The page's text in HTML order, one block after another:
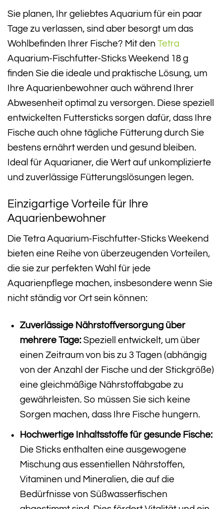
Sie planen, Ihr geliebtes Aquarium für ein paar
Tage zu verlassen, sind aber besorgt um das
Wohlbefinden Ihrer Fische? Mit den Tetra
Aquarium-Fischfutter-Sticks Weekend 18 g
finden Sie die ideale und praktische Lösung, um
Ihre Aquarienbewohner auch während Ihrer
Abwesenheit optimal zu versorgen. Diese speziell
entwickelten Futtersticks sorgen dafür, dass Ihre
Fische auch ohne tägliche Fütterung durch Sie
bestens ernährt werden und gesund bleiben.
Ideal für Aquarianer, die Wert auf unkomplizierte
und zuverlässige Fütterungslösungen legen.
Einzigartige Vorteile für Ihre
Aquarienbewohner
Die Tetra Aquarium-Fischfutter-Sticks Weekend
bieten eine Reihe von überzeugenden Vorteilen,
die sie zur perfekten Wahl für jede
Aquarienpflege machen, insbesondere wenn Sie
nicht ständig vor Ort sein können:
Zuverlässige Nährstoffversorgung über
mehrere Tage:Speziell entwickelt, um über
einen Zeitraum von bis zu 3 Tagen (abhängig
von der Anzahl der Fische und der Stickgröße)
eine gleichmäßige Nährstoffabgabe zu
gewährleisten. So müssen Sie sich keine
Sorgen machen, dass Ihre Fische hungern.
Hochwertige Inhaltsstoffe für gesunde Fische:
Die Sticks enthalten eine ausgewogene
Mischung aus essentiellen Nährstoffen,
Vitaminen und Mineralien, die auf die
Bedürfnisse von Süßwasserfischen